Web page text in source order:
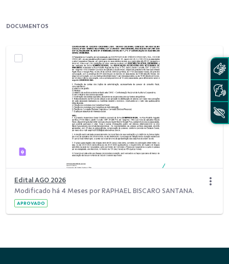
DOCUMENTOS
Edital AGO 2026
Modificado há 4 Meses por RAPHAEL BISCARO SANTANA.
APROVADO